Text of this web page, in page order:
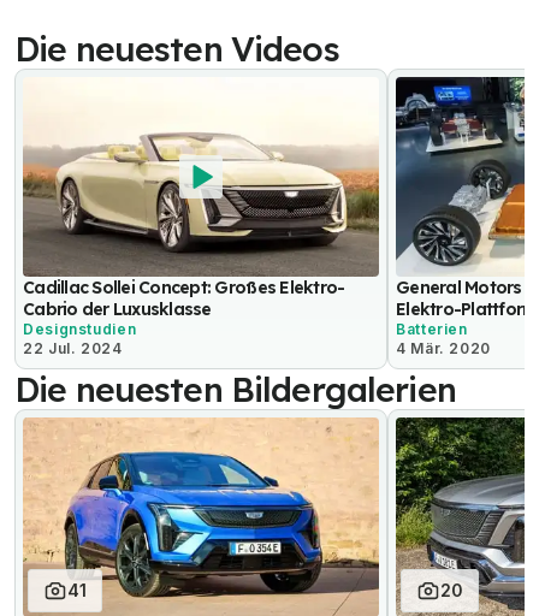
Die neuesten Videos
Cadillac Sollei Concept: Großes Elektro-
Cabrio der Luxusklasse
Designstudien
22 Jul. 2024
General Motors
Elektro-
Batterien
4 Mär. 2020
Die neuesten Bildergalerien
41 20